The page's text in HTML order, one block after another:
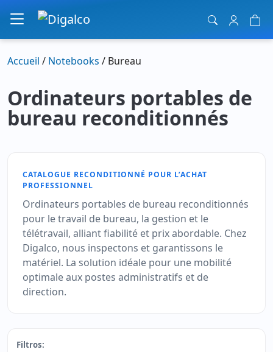
Navigation principale
Accueil / Notebooks / Bureau
Ordinateurs portables de
bureau reconditionnés
CATALOGUE RECONDITIONNÉ POUR L’ACHAT
PROFESSIONNEL
Ordinateurs portables de bureau reconditionnés
pour le travail de bureau, la gestion et le
télétravail, alliant fiabilité et prix abordable. Chez
Digalco, nous inspectons et garantissons le
matériel. La solution idéale pour une mobilité
optimale aux postes administratifs et de
direction.
Filtros: